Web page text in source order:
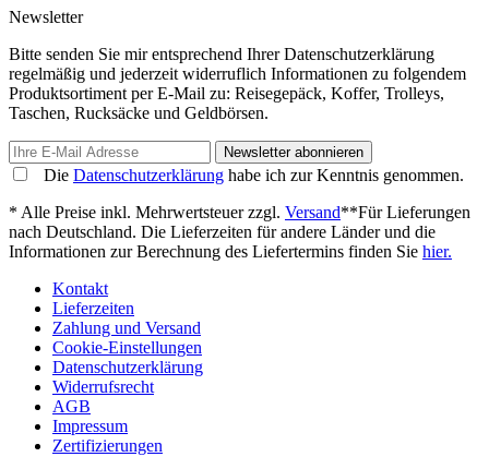
Newsletter
Bitte senden Sie mir entsprechend Ihrer Datenschutzerklärung
regelmäßig und jederzeit widerruflich Informationen zu folgendem
Produktsortiment per E-Mail zu: Reisegepäck, Koffer, Trolleys,
Taschen, Rucksäcke und Geldbörsen.
Newsletter abonnieren
Die Datenschutzerklärung habe ich zur Kenntnis genommen.
* Alle Preise inkl. Mehrwertsteuer zzgl. Versand**Für Lieferungen
nach Deutschland. Die Lieferzeiten für andere Länder und die
Informationen zur Berechnung des Liefertermins finden Sie hier.
Kontakt
Lieferzeiten
Zahlung und Versand
Cookie-Einstellungen
Datenschutzerklärung
Widerrufsrecht
AGB
Impressum
Zertifizierungen